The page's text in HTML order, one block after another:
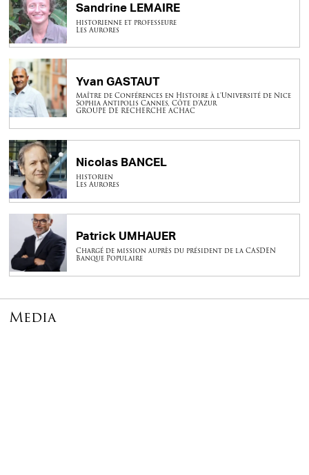
Sandrine LEMAIRE
historienne et professeure
Les Aurores
Yvan GASTAUT
Maître de Conférences en Histoire à l'Université de Nice
Sophia Antipolis Cannes, Côte d’Azur
GROUPE DE RECHERCHE ACHAC
Nicolas BANCEL
historien
Les Aurores
Patrick UMHAUER
Chargé de mission auprès du président de la CASDEN
Banque Populaire
Media